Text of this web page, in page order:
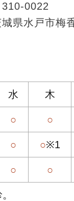
310-0022
城県水戸市梅
水 木
○ ○
○ ○※1
○ ○